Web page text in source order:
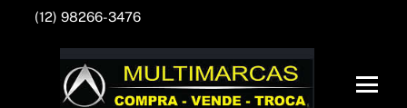
(12) 98266-3476